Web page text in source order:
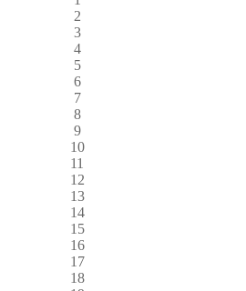
2
3
4
5
6
7
8
9
10
11
12
13
14
15
16
17
18